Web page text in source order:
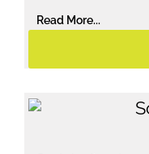
Read More...